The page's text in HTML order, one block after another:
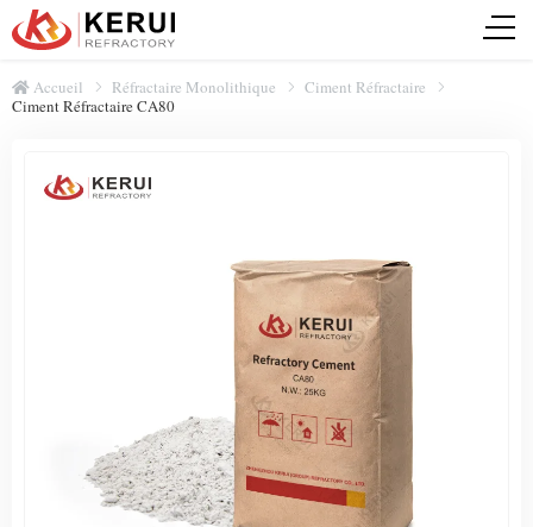
Accueil Réfractaire Monolithique
Ciment Réfractaire
Ciment Réfractaire CA80